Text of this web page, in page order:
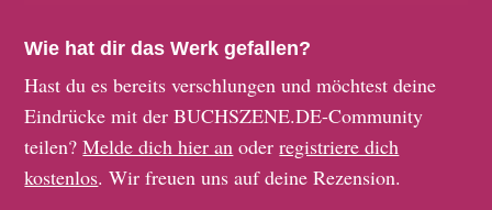
Wie hat dir das Werk gefallen?
Hast du es bereits verschlungen und möchtest deine
Eindrücke mit der BUCHSZENE.DE-Community
teilen?Melde dich hier an oderregistriere dich
kostenlos. Wir freuen uns auf deine Rezension.